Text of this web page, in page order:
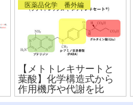
医薬品化学 番外編
【メトトレキサートと
葉酸】化学構造式から
作用機序や代謝を比
較！〜ファーマコフォ